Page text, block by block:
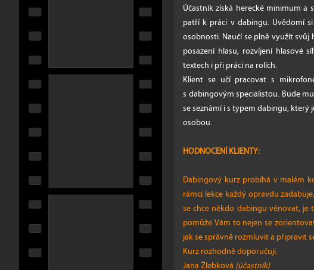
Účastník získá herecké minimum
patří k práci v dabingu. Uvědomí
osobnosti. Naučí se plně využít
posazení hlasu, rozvíjení hlasové
textech i při práci na rolích.
Klient se učí pracovat s
s dabingovým specialistou. Bude
se seznámí i s typem dabingu,
osobou.
HODNOCENÍ KLIENTY:
Dabingový kurz probíhá v malém
rámci lekce každý opravdu
se chce někdo dabingu věnovat,
pomůže Vám to nejen se
jak se správně rozmluvit a připravit
Kurz rozhodně doporučuji.
Jana Žlebková (účastník)